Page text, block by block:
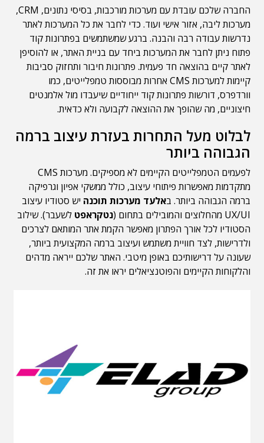
החברה שלכם עובדת עם מערכות מורכבות, בסיסי נתונים, CRM,
מערכות ליבה, אזור אישי ועוד. כדי לחבר את כל המערכות לאתר
נדרשות עבודה רבה והבנה. ברגע שמשתמשים בפתרונות קוד
פתוח ניתן לחבר את המערכות ביחד עם בניית האתר, או להוסיפן
לאתר קיים בהוצאה חד פעמית. פתרונות חיבור ותחזוק סביבות
קיימות למערכות CMS אחרות מבוססות טמפלייטים, כמו
וורדפרס, דורשות פתרונות קוד ייחודיים שיעבדו מול אלמנטים
חיצוניים, מה שהופך את ההוצאה לקבועה ולא כדאית.
לבלוט מעל התחרות בעזרת עיצוב ברמה
הגבוהה ביותר
לפעמים הטמפלייטים הקיימים לא מספיקים. מערכות CMS
מתקדמות מאפשרות פיתוחי עיצוב, כולל ממשקי אפיון וגרפיקה
ברמה הגבוהה ביותר. באלעד מערכות תוכנה יש סטודיו עיצוב
UX/UI מהחלוצים והמובילים בתחום (
נטקראפט לשעבר). שילוב
הסטודיו לכל אורך הפתרון מאפשר הקמת אתר המותאם לצרכים
ולדרישות, לצד חוויית משתמש ועיצוב ברמה המקצועית ביותר,
שעונה על דרישותיכם באופן מיטבי. האתר שלכם ייראה מדהים
והלקוחות הקיימים והפוטנציאלים יראו את זה.